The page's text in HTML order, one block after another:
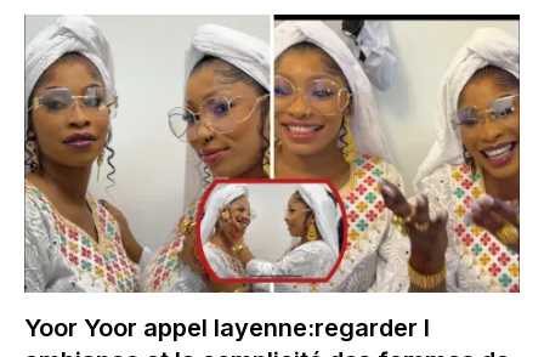
Yoor Yoor appel layenne:regarder l